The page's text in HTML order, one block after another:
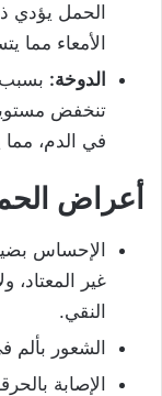
الحمل يؤدي
الأمعاء
الدوخة: بسبب
تنخفض
في الدم،
أعراض
الإحساس
غير
النقي.
الشعور بألم
الإصابة